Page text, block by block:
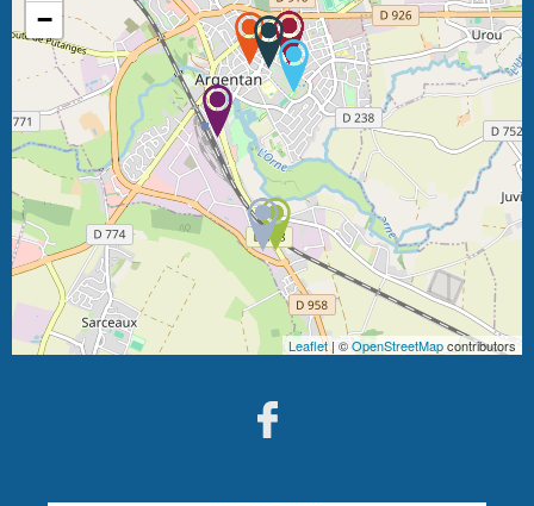
−
Leaflet| ©OpenStreetMapcontributors